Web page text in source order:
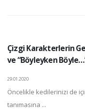
Çizgi Karakterlerin
ve “Böyleyken
29.01.2020
Öncelikle kedilerinizi de
tanımasına ...